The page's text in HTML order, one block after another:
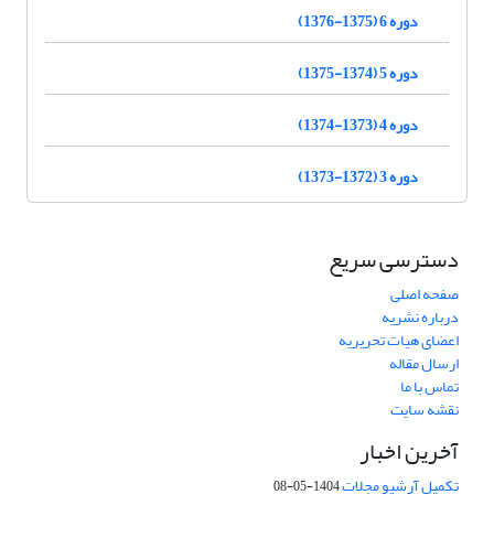
دوره 6 (1375-1376)
دوره 5 (1374-1375)
دوره 4 (1373-1374)
دوره 3 (1372-1373)
دسترسی سریع
صفحه اصلی
درباره نشریه
اعضای هیات تحریریه
ارسال مقاله
تماس با ما
نقشه سایت
آخرین اخبار
تکمیل آرشیو مجلات1404-05-08